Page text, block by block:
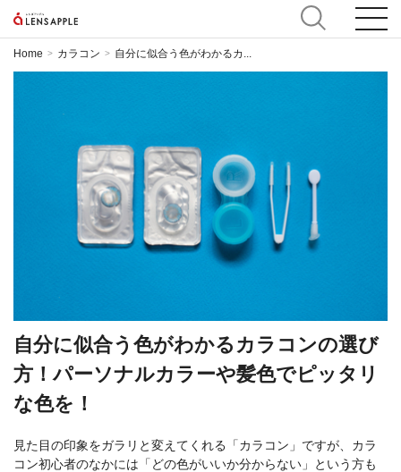
Home > カラコン > 自分に似合う色がわかるカ...
自分に似合う色がわかるカラコンの選び
方！パーソナルカラーや髪色でピッタリ
な色を！
見た目の印象をガラリと変えてくれる「カラコン」ですが、カラ
コン初心者のなかには「どの色がいいか分からない」という方も